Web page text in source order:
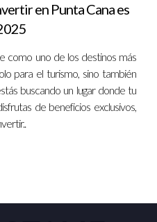
adquirió un
a largo plazo. Compró la
una renovación
mensuales. Los
los costos de
en Punta Cana es
como uno de los destinos más
para el turismo, sino también
buscando un lugar donde tu
de beneficios exclusivos,